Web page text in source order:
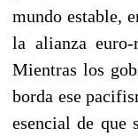
mundo estable,
la alianza euro-
Mientras los
borda ese
esencial de que